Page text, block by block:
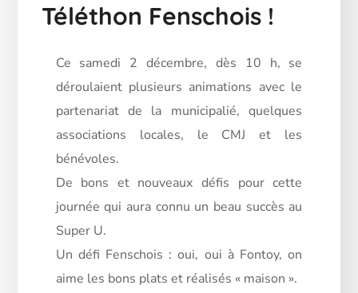
Téléthon Fenschois !
Ce samedi 2 décembre, dès 10 h, se
déroulaient plusieurs animations avec le
partenariat de la municipalié, quelques
associations locales, le CMJ et les
bénévoles.
De bons et nouveaux défis pour cette
journée qui aura connu un beau succès au
Super U.
Un défi Fenschois : oui, oui à Fontoy, on
aime les bons plats et réalisés « maison ».